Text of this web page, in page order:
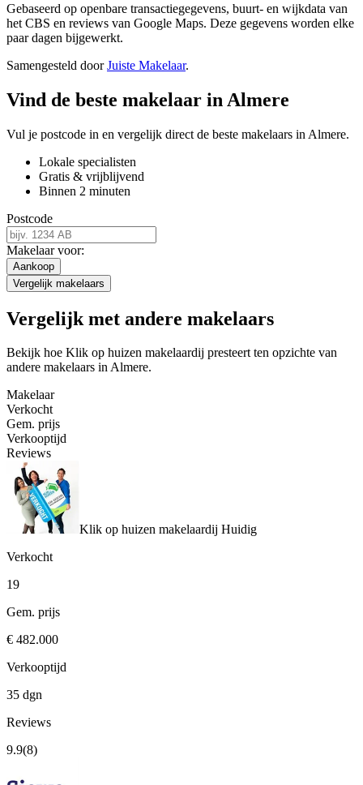
Gebaseerd op openbare transactiegegevens, buurt- en wijkdata van
het CBS en reviews van Google Maps. Deze gegevens worden elke
paar dagen bijgewerkt.
Samengesteld doorJuiste Makelaar.
Vind de beste makelaar in Almere
Vul je postcode in en vergelijk direct de beste makelaars in Almere.
Lokale specialisten
Gratis & vrijblijvend
Binnen 2 minuten
Postcode
Makelaar voor:
Aankoop
Vergelijk makelaars
Vergelijk met andere makelaars
Bekijk hoe Klik op huizen makelaardij presteert ten opzichte van
andere makelaars in Almere.
Makelaar
Verkocht
Gem. prijs
Verkooptijd
Reviews
Klik op huizen makelaardij Huidig
Verkocht
19
Gem. prijs
€ 482.000
Verkooptijd
35 dgn
Reviews
9.9(8)